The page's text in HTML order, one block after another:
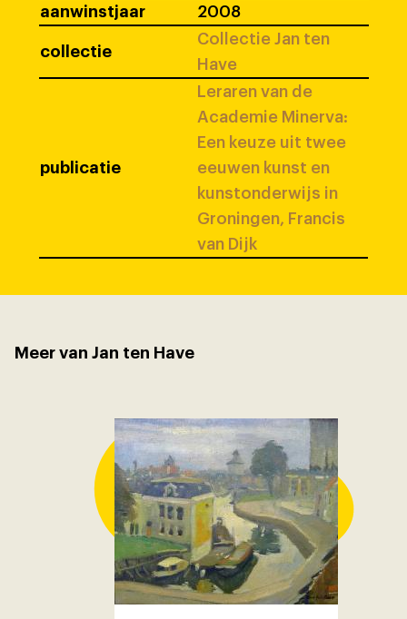
aanwinstjaar
2008
collectie
Collectie Jan ten
Have
publicatie
Leraren van de
Academie Minerva:
Een keuze uit twee
eeuwen kunst en
kunstonderwijs in
Groningen, Francis
van Dijk
Meer van Jan ten Have